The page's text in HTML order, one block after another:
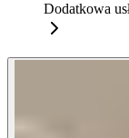
Dodatkowa